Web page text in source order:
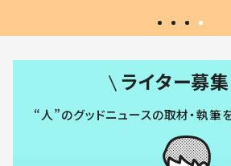
ライター募集
“人”のグッドニュースの取材・執筆